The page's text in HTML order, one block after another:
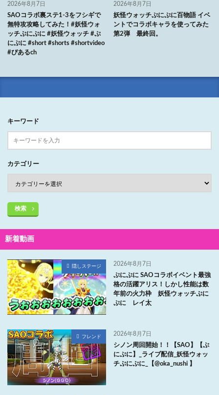
2026年8月7日
SAOコラボ裏ステ1-3をフシギで
無特攻攻略してみた！#妖怪ウォ
ッチぷにぷに #妖怪ウォッチ #ぷ
にぷに #short #shorts #shortvideo
#ぴあるch
2026年8月7日
妖怪ウォッチぷにぷに百物語 イベ
ントでコラボキャラを使ってみた
第2弾 最終回。
キーワード
カテゴリー
検索
新着動画
隠しステージ 2026年8月7日
ぷにぷに SAOコラボイベント最強
格の活躍アリス！しかし性能は数
年前の火力枠 妖怪ウォッチぷに
ぷに レイ太
フレンド 2026年8月7日
シノン周回開始！！【SAO】【ぷ
にぷに】_ライブ配信_妖怪ウォッ
チぷにぷに_【@oka_nushi 】